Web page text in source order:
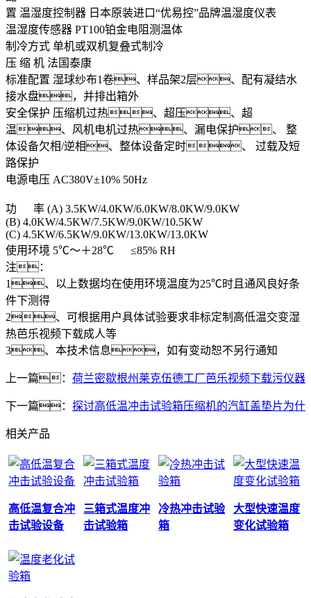
置 温湿度控制器 日本原装进口“优易控”品牌温湿度仪表
温湿度传感器 PT100铂金电阻测温体
制冷方式 单机或双机复叠式制冷
压 缩 机 法国泰康
标准配置 湿球纱布1卷、样品架2层、配有凝结水
接水盘，并排出箱外
安全保护 压缩机过热、超压、超
温、风机电机过热、漏电保护、 整
体设备欠相/逆相、整体设备定时、 过载及短
路保护
电源电压 AC380V±10% 50Hz
功 率 (A) 3.5KW/4.0KW/6.0KW/8.0KW/9.0KW
(B) 4.0KW/4.5KW/7.5KW/9.0KW/10.5KW
(C) 4.5KW/6.5KW/9.0KW/13.0KW/13.0KW
使用环境 5℃～＋28℃ ≤85% RH
注：
1、以上数据均在使用环境温度为25℃时且通风良好条
件下测得
2、可根据用户具体试验要求非标定制高低温交变湿
热芭乐视频下载成人等
3、本技术信息，如有变动恕不另行通知
上一篇： 荷兰密歇根州莱克伍德工厂芭乐视频下载污仪器
下一篇： 探讨高低温冲击试验箱压缩机的汽缸盖垫片为什
相关产品
高低温复合冲
击试验设备
三箱式温度冲
击试验箱
冷热冲击试验
箱
大型快速温度
变化试验箱